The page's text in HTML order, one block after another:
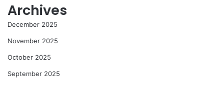
Archives
December 2025
November 2025
October 2025
September 2025